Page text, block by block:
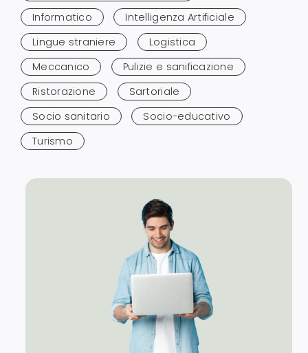
Informatico
Intelligenza Artificiale
Lingue straniere
Logistica
Meccanico
Pulizie e sanificazione
Ristorazione
Sartoriale
Socio sanitario
Socio-educativo
Turismo